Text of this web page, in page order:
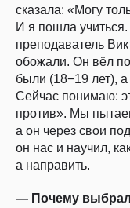
сказала: «Могу
И я пошла
преподаватель
обожали. Он вёл
были (18−19 лет),
Сейчас понимаю:
против». Мы
а он через свои
он нас и научил,
а направить.
— Почему